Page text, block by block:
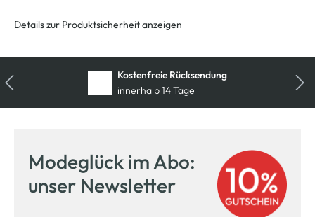
Details zur Produktsicherheit anzeigen
Kostenfreie Rücksendung
innerhalb 14 Tage
Modeglück im Abo:
unser Newsletter